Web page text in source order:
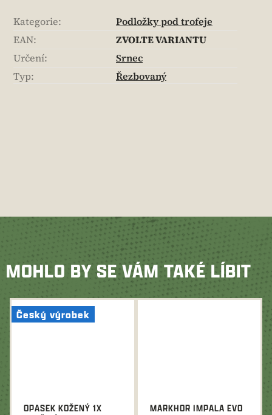
Kategorie:
Podložky pod trofeje
EAN:
ZVOLTE VARIANTU
Určení:
Srnec
Typ: Řezbovaný
MOHLO BY SE VÁM TAKÉ LÍBIT
Český výrobek
OPASEK KOŽENÝ 1X
MARKHOR IMPALA EVO